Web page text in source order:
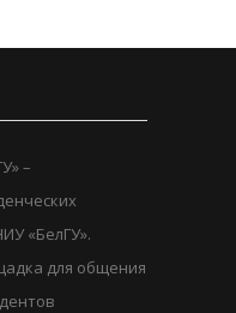
–
«БелГУ».
для общения